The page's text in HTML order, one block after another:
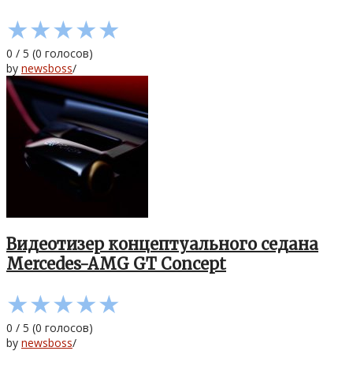
★★★★★
0 / 5 (0 голосов)
by newsboss/
Видеотизер концептуального седана
Mercedes-AMG GT Concept
★★★★★
0 / 5 (0 голосов)
by newsboss/